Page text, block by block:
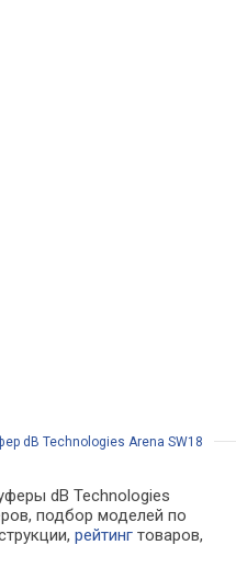
dB Technologies Arena SW18
dB Technologies
подбор моделей по
рейтинг товаров,